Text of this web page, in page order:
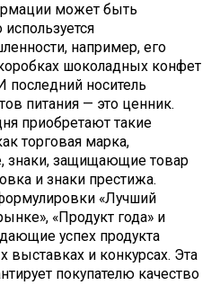
может быть
например, его
шоколадных конфет
последний носитель
питания — это ценник.
приобретают такие
торговая марка,
знаки, защищающие товар
и знаки престижа.
«Лучший
«Продукт года» и
успех продукта
выставках и конкурсах. Эта
покупателю качество